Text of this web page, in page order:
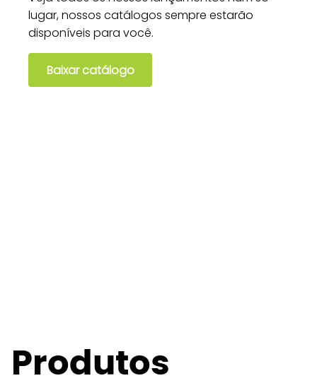
lugar, nossos catálogos sempre estarão
disponíveis para você.
Baixar catálogo
Produtos